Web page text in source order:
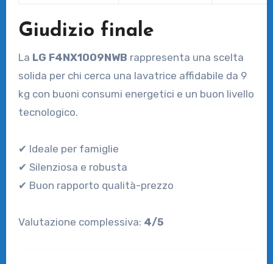
Giudizio finale
La LG F4NX1009NWB rappresenta una scelta
solida per chi cerca una lavatrice affidabile da 9
kg con buoni consumi energetici e un buon livello
tecnologico.
✔ Ideale per famiglie
✔ Silenziosa e robusta
✔ Buon rapporto qualità-prezzo
Valutazione complessiva: 4/5